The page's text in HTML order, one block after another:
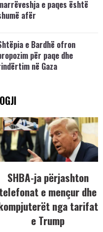
e paqes është
afër
e Bardhë ofron
për paqe dhe
në Gaza
SHBA-ja përjashton
telefonat e mençur dhe
nga tarifat
e Trump